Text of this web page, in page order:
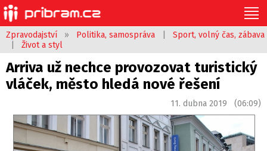
Zpravodajství » Politika, samospráva
Sport, volný čas, zábava
Život a styl
Arriva už nechce provozovat turistický
vláček, město hledá nové řešení
11. dubna 2019 (06:09)